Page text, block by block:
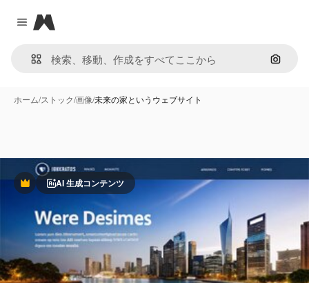
Close menu
Magnific
画像で
ホーム/ストック/画像/未来の家というウェブサイト
PremiumAI 生成コンテンツ